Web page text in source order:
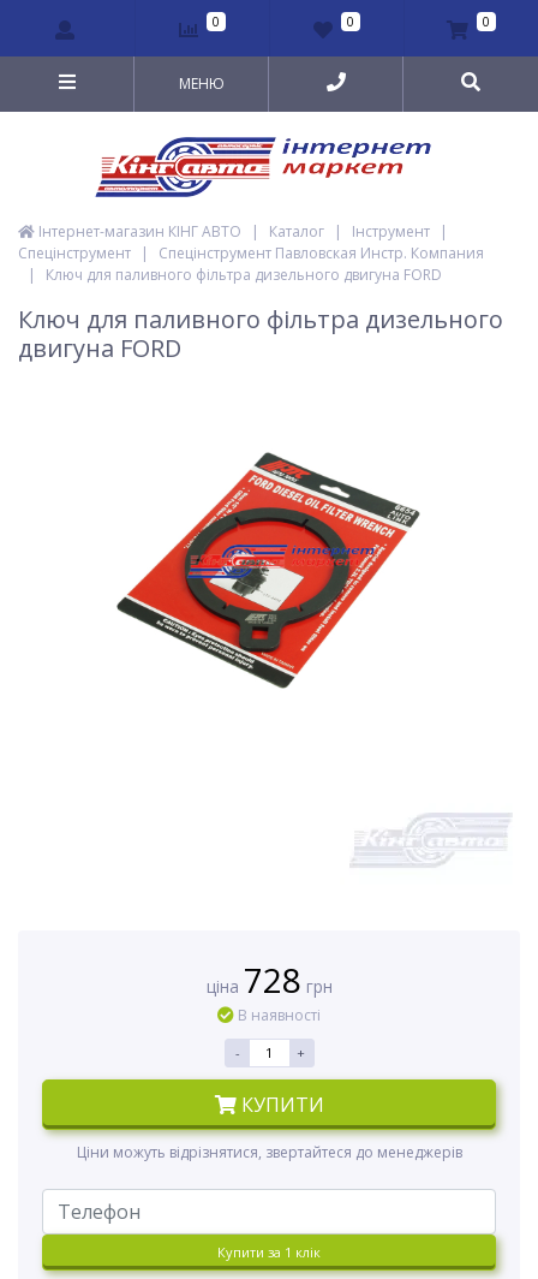
0 0 0
МЕНЮ
Інтернет-магазин КІНГ АВТО | Каталог | Інструмент
|
Спецінструмент
|
Спецінструмент Павловская Инстр. Компания
|
Ключ для паливного фільтра дизельного двигуна FORD
Ключ для паливного фільтра дизельного
двигуна FORD
ціна 728 грн
В наявності
- +
КУПИТИ
Ціни можуть відрізнятися, звертайтеся до менеджерів
Купити за 1 клiк